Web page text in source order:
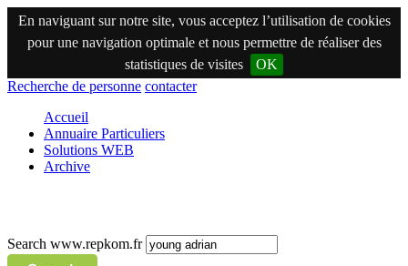
En naviguant sur notre site, vous acceptez l’utilisation de cookies
pour une navigation optimale et nous permettre de réaliser des
statistiques de visites
OK
Recherche de personne contacter
Accueil
Annuaire Particuliers
Solutions WEB
Archive
Search www.repkom.fr